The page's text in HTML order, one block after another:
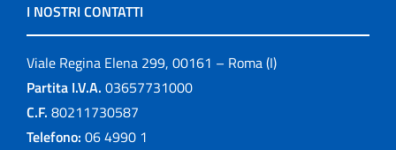
I NOSTRI CONTATTI
Viale Regina Elena 299, 00161 – Roma (I)
Partita I.V.A. 03657731000
C.F. 80211730587
Telefono: 06 4990 1